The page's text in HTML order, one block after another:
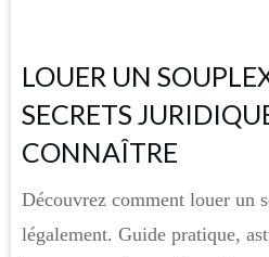
LOUER UN
SECRETS
CONNAÎTRE
Découvrez comment louer un
légalement. Guide pratique,